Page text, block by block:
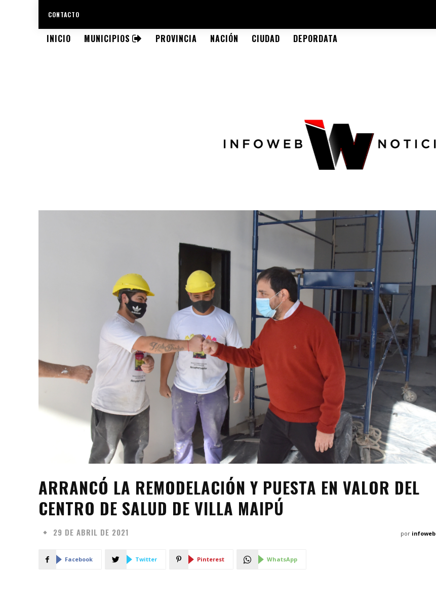
CONTACTO
INICIO MUNICIPIOS PROVINCIA NACIÓN CIUDAD DEPORDATA
ARRANCÓ LA REMODELACIÓN Y PUESTA EN VALOR DEL
CENTRO DE SALUD DE VILLA MAIPÚ
29 DE ABRIL DE 2021 por infoweb
Facebook Twitter Pinterest WhatsApp